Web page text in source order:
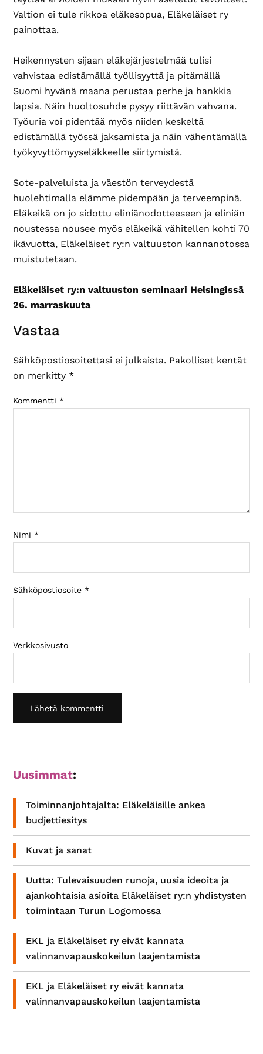
Valtion ei tule rikkoa eläkesopua, Eläkeläiset ry
painottaa.
Heikennysten sijaan eläkejärjestelmää tulisi
vahvistaa edistämällä työllisyyttä ja pitämällä
Suomi hyvänä maana perustaa perhe ja hankkia
lapsia. Näin huoltosuhde pysyy riittävän vahvana.
Työuria voi pidentää myös niiden keskeltä
edistämällä työssä jaksamista ja näin vähentämällä
työkyvyttömyyseläkkeelle siirtymistä.
Sote-palveluista ja väestön terveydestä
huolehtimalla elämme pidempään ja terveempinä.
Eläkeikä on jo sidottu eliniänodotteeseen ja eliniän
noustessa nousee myös eläkeikä vähitellen kohti 70
ikävuotta, Eläkeläiset ry:n valtuuston kannanotossa
muistutetaan.
Eläkeläiset ry:n valtuuston seminaari Helsingissä
26. marraskuuta
Lukijan
Vastaa
Sähköpostiosoitettasi ei julkaista. Pakolliset kentät
on merkitty *
Kommentti *
Nimi *
Sähköpostiosoite *
Verkkosivusto
Ensisijainen
Uusimmat:
Toiminnanjohtajalta: Eläkeläisille ankea
budjettiesitys
Kuvat ja sanat
Uutta: Tulevaisuuden runoja, uusia ideoita ja
ajankohtaisia asioita Eläkeläiset ry:n yhdistysten
toimintaan Turun Logomossa
EKL ja Eläkeläiset ry eivät kannata
valinnanvapauskokeilun laajentamista
EKL ja Eläkeläiset ry eivät kannata
valinnanvapauskokeilun laajentamista